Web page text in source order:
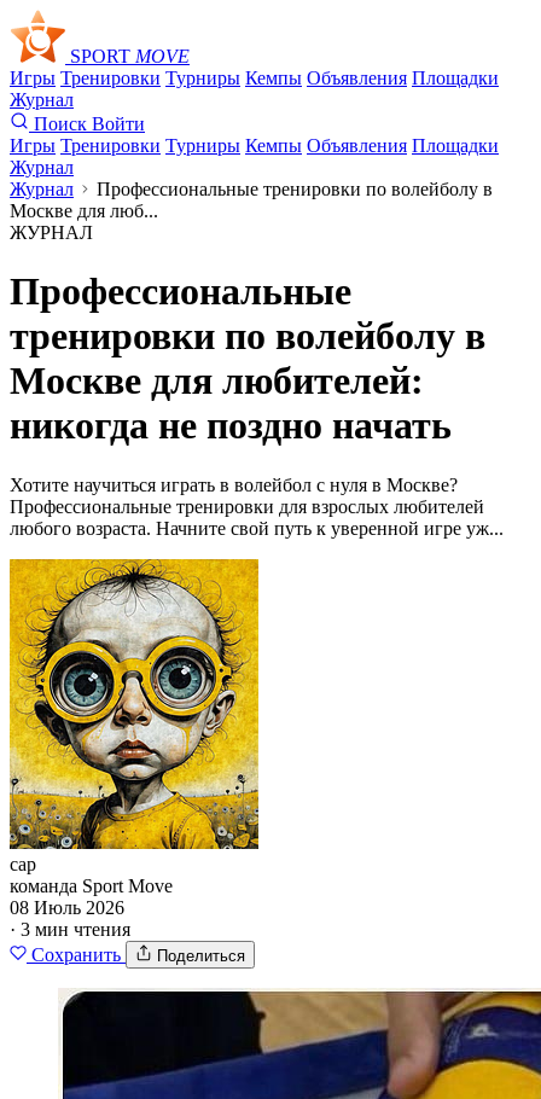
SPORT MOVE
Игры Тренировки Турниры Кемпы Объявления Площадки
Журнал
Поиск Войти
Игры Тренировки Турниры Кемпы Объявления Площадки
Журнал
Журнал
Профессиональные тренировки по волейболу в
Москве для люб...
ЖУРНАЛ
Профессиональные
тренировки по волейболу в
Москве для любителей:
никогда не поздно начать
Хотите научиться играть в волейбол с нуля в Москве?
Профессиональные тренировки для взрослых любителей
любого возраста. Начните свой путь к уверенной игре уж...
cap
команда Sport Move
08 Июль 2026
· 3 мин чтения
Сохранить
Поделиться